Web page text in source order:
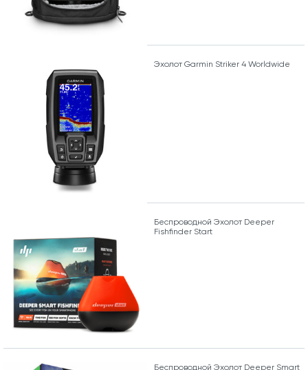
Эхолот Garmin Striker 4 Worldwide
Беспроводной Эхолот Deeper
Fishfinder Start
Беспроводной Эхолот Deeper Smart